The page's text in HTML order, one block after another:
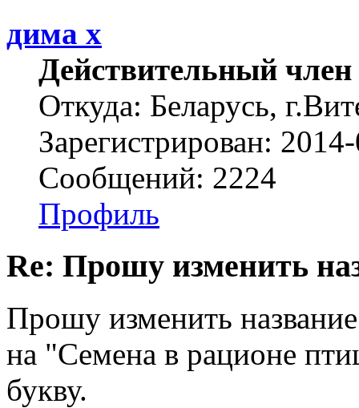
дима х
Действительный член
Откуда: Беларусь,
Зарегистрирован:
Сообщений: 2224
Профиль
Re: Прошу изменить
Прошу изменить
на "Семена в рационе
букву.